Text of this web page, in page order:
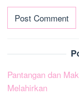
Pantangan dan
Melahirkan